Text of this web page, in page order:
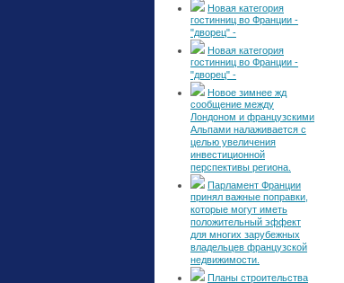
Новая категория
гостинниц во Франции -
"дворец" -
Новая категория
гостинниц во Франции -
"дворец" -
Новое зимнее жд
сообщение между
Лондоном и французскими
Альпами налаживается с
целью увеличения
инвестиционной
перспективы региона.
Парламент Франции
принял важные поправки,
которые могут иметь
положительный эффект
для многих зарубежных
владельцев французской
недвижимости.
Планы строительства